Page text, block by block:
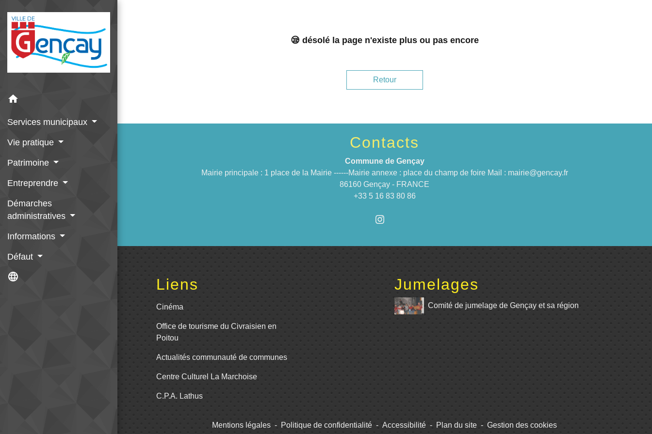
home
Services municipaux
Vie pratique
Patrimoine
Entreprendre
Démarches
administratives
Informations
Défaut
language
😪 désolé la page n'existe plus ou pas encore
Retour
Contacts
Commune de Gençay
Mairie principale : 1 place de la Mairie ------Mairie annexe : place du champ de foire Mail : mairie@gencay.fr
86160 Gençay - FRANCE
+33 5 16 83 80 86
Liens
Cinéma
Office de tourisme du Civraisien en
Poitou
Actualités communauté de communes
Centre Culturel La Marchoise
C.P.A. Lathus
Jumelages
Comité de jumelage de Gençay et sa région
Mentions légales - Politique de confidentialité - Accessibilité - Plan du site - Gestion des cookies